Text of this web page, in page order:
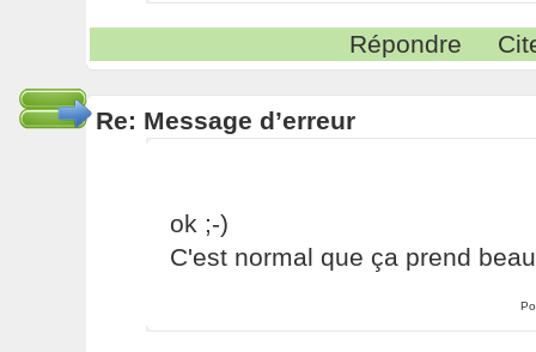
Répondre
Re: Message d’erreur
ok ;-)
C'est normal que ça prend